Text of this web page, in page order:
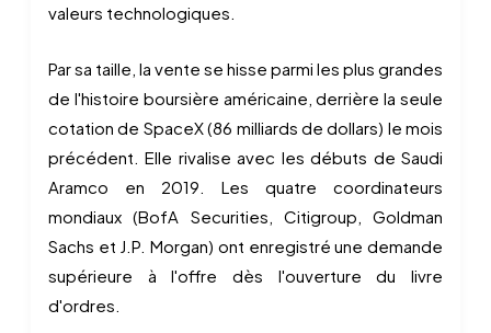
valeurs technologiques.
Par sa taille, la vente se hisse parmi les plus grandes
de l'histoire boursière américaine, derrière la seule
cotation de SpaceX (86 milliards de dollars) le mois
précédent. Elle rivalise avec les débuts de Saudi
Aramco en 2019. Les quatre coordinateurs
mondiaux (BofA Securities, Citigroup, Goldman
Sachs et J.P. Morgan) ont enregistré une demande
supérieure à l'offre dès l'ouverture du livre
d'ordres.